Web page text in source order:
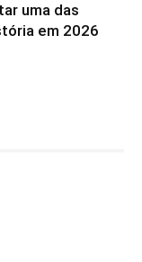
uma das
em 2026